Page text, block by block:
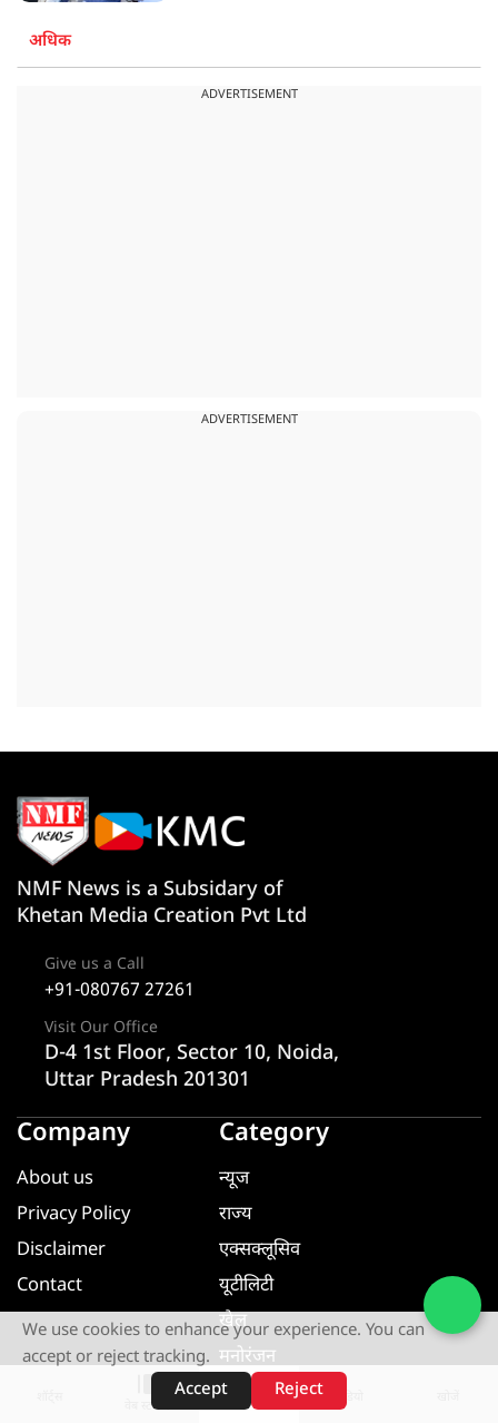
अधिक
ADVERTISEMENT
ADVERTISEMENT
वेब स्टोरीज़
NMF News is a Subsidary of
Khetan Media Creation Pvt Ltd
Give us a Call
+91-080767 27261
Visit Our Office
D-4 1st Floor, Sector 10, Noida,
Uttar Pradesh 201301
Company
About us
Privacy Policy
Disclaimer
Contact
Category
न्यूज
राज्य
एक्सक्लूसिव
यूटीलिटी
खेल
मनोरंजन
धर्म ज्ञान
We use cookies to enhance your experience. You can
accept or reject tracking.
Accept
Reject